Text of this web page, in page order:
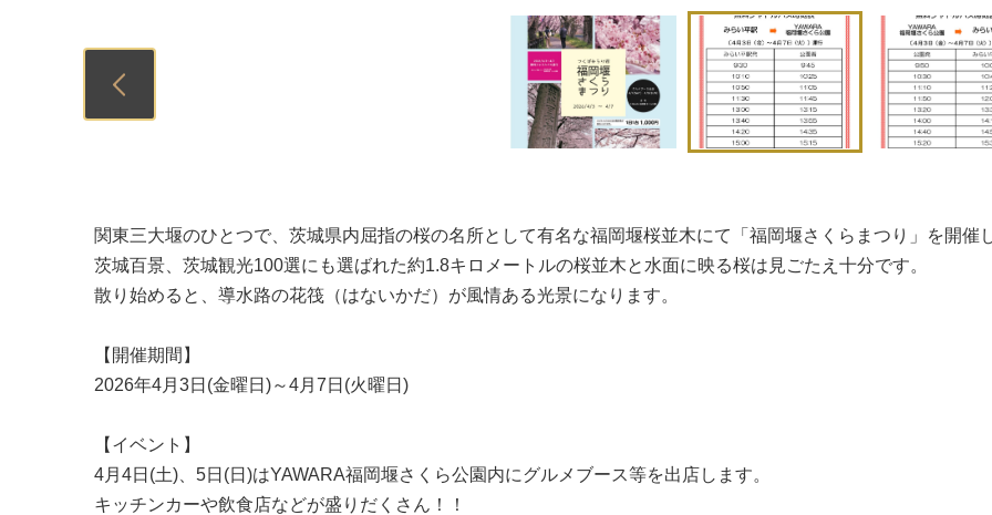
関東三大堰のひとつで、茨城県内屈指の桜の名所として有名な福岡堰桜並木にて「福岡堰さくらまつり」を開催
茨城百景、茨城観光100選にも選ばれた約1.8キロメートルの桜並木と水面に映る桜は見ごたえ十分です。
散り始めると、導水路の花筏（はないかだ）が風情ある光景になります。
【開催期間】
2026年4月3日(金曜日)～4月7日(火曜日)
【イベント】
4月4日(土)、5日(日)はYAWARA福岡堰さくら公園内にグルメブース等を出店します。
キッチンカーや飲食店などが盛りだくさん！！